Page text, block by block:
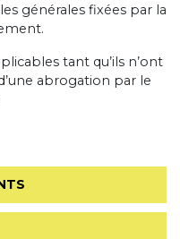
générales fixées par la
tant qu’ils n’ont
abrogation par le